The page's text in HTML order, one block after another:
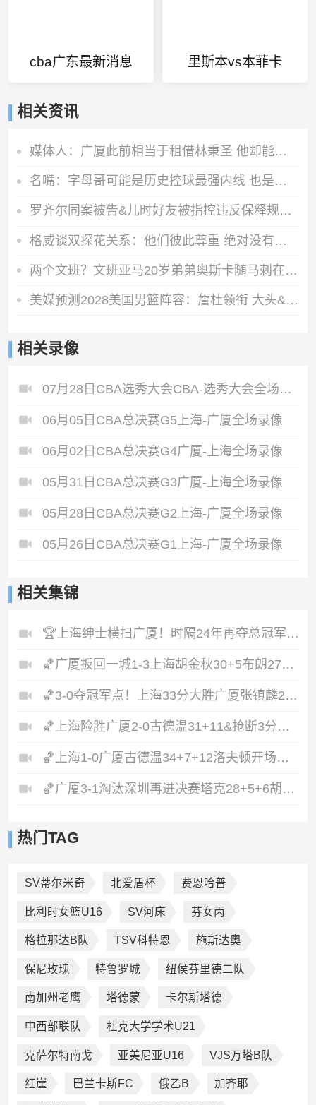
cba广东最新消息 里斯本vs本菲卡
相关资讯
媒体人：广厦此前相当于租借林秉圣 他却能以非自由身参加CBA选秀
名嘴：字母哥可能是历史控球最强内线 也是历史最强突破型大个子
罗齐尔同案被告&儿时好友被指控违反保释规定 涉嫌试图恐吓证人
格威谈双探花关系：他们彼此尊重 绝对没有任何相互厌恶的情绪
两个文班？文班亚马20岁弟弟奥斯卡随马刺在巴黎参加训练
美媒预测2028美国男篮阵容：詹杜领衔 大头&CC&哈利在列 内线热巴
相关录像
07月28日CBA选秀大会CBA-选秀大会全场录像
06月05日CBA总决赛G5上海-广厦全场录像
06月02日CBA总决赛G4广厦-上海全场录像
05月31日CBA总决赛G3广厦-上海全场录像
05月28日CBA总决赛G2上海-广厦全场录像
05月26日CBA总决赛G1上海-广厦全场录像
相关集锦
🏆上海绅士横扫广厦！时隔24年再夺总冠军！王哲林爆砍29+14！
🏀广厦扳回一城1-3上海胡金秋30+5布朗27+8古德温28+6+8
🏀3-0夺冠军点！上海33分大胜广厦张镇麟23+9+6孙铭徽8中2
🏀上海险胜广厦2-0古德温31+11&抢断3分压哨绝杀布朗空砍50分
🏀上海1-0广厦古德温34+7+12洛夫顿开场伤退孙铭徽0分&5失误
🏀广厦3-1淘汰深圳再进决赛塔克28+5+6胡金秋15+8贺希宁12分
热门TAG
SV蒂尔米奇 北爱盾杯 费恩哈普
比利时女篮U16 SV河床 芬女丙
格拉那达B队 TSV科特恩 施斯达奧
保尼玫瑰 特鲁罗城 纽侯芬里德二队
南加州老鹰 塔德蒙 卡尔斯塔德
中西部联队 杜克大学学术U21
克萨尔特南戈 亚美尼亚U16 VJS万塔B队
红崖 巴兰卡斯FC 俄乙B 加齐耶